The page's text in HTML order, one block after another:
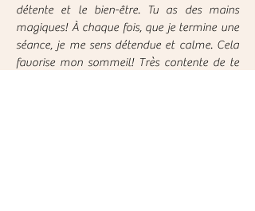
détente et le bien-être. Tu as des mains
magiques! À chaque fois, que je termine une
séance, je me sens détendue et calme. Cela
favorise mon sommeil! Très contente de te